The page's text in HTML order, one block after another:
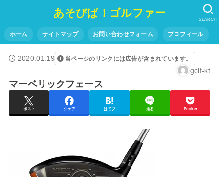
あそびば！ゴルファー
ホーム サイトマップ お問い合わせフォーム プロフィール
SEARCH
2020.01.19 当ページのリンクには広告が含まれています。
golf-kt
マーベリックフェース
ポスト シェア はてブ 送る Pocket